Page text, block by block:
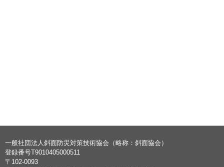
一般社団法人斜面防災対策技術協会（略称：斜面協会）
登録番号T9010405000511
〒102-0093